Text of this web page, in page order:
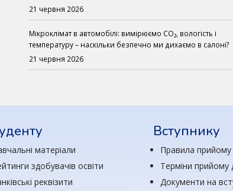
21 червня 2026
Мікроклімат в автомобілі: вимірюємо CO₂, вологість і
температуру – наскільки безпечно ми дихаємо в салоні?
21 червня 2026
матеріали
здобувачів освіти
реквізити
Вступнику
Правила прийому
Терміни прийому
Документи на